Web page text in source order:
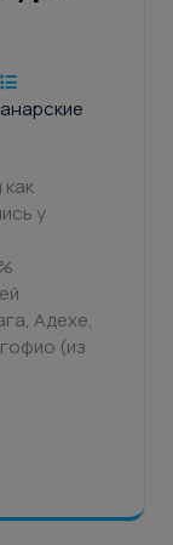
у
Адехе,
(из